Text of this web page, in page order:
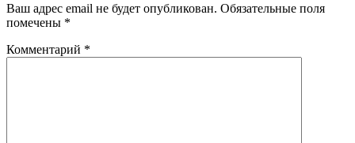
Ваш адрес email не будет опубликован. Обязательные поля
помечены *
Комментарий *